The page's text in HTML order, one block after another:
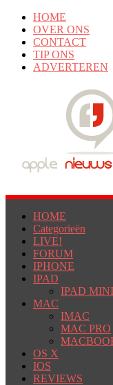
HOME
OVER ONS
CONTACT
TIP ONS
ADVERTEREN
HOME
Categorieën
LIVE!
FORUM
IPHONE
IPAD
IPAD MINI
MAC
IMAC
MAC PRO
OS X
IOS
REVIEWS